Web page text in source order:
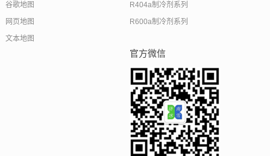
谷歌地图
网页地图
文本地图
R404a制冷剂系列
R600a制冷剂系列
官方微信